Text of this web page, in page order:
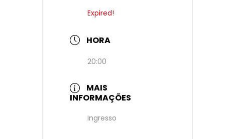
Expired!
HORA
20:00
MAIS
INFORMAÇÕES
Ingresso